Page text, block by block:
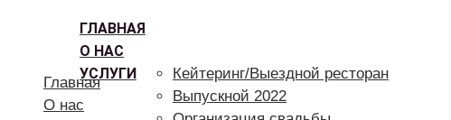
ГЛАВНАЯ
О НАС
УСЛУГИ
Кейтеринг/Выездной ресторан
Выпускной 2022
Главная
О нас